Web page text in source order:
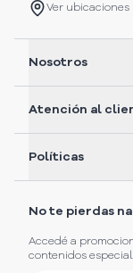
Ver ubicaciones
Nosotros
Atención al
Políticas
No te pierdas
Accedé a
contenidos